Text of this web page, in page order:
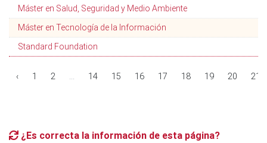
Máster en Salud, Seguridad y Medio Ambiente
Máster en Tecnología de la Información
Standard Foundation
‹ 1 2 ... 14 15 16 17 18 19 20 21
¿Es correcta la información de esta página?